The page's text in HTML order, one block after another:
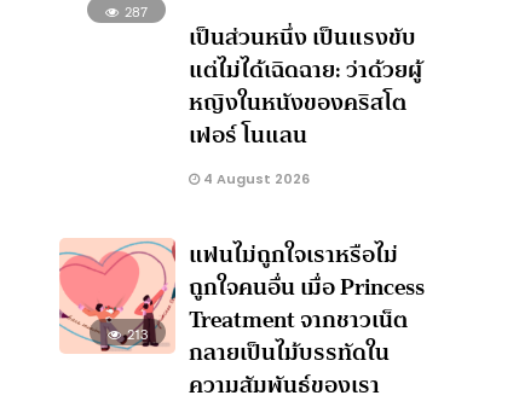
287
เป็นส่วนหนึ่ง เป็นแรงขับ
แต่ไม่ได้เฉิดฉาย: ว่าด้วยผู้
หญิงในหนังของคริสโต
เฟอร์ โนแลน
4 August 2026
213
แฟนไม่ถูกใจเราหรือไม่
ถูกใจคนอื่น เมื่อ Princess
Treatment จากชาวเน็ต
กลายเป็นไม้บรรทัดใน
ความสัมพันธ์ของเรา